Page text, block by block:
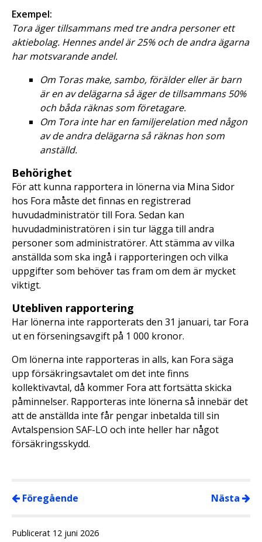
Exempel:
Tora äger tillsammans med tre andra personer ett
aktiebolag. Hennes andel är 25% och de andra ägarna
har motsvarande andel.
Om Toras make, sambo, förälder eller är barn
är en av delägarna så äger de tillsammans 50%
och båda räknas som företagare.
Om Tora inte har en familjerelation med någon
av de andra delägarna så räknas hon som
anställd.
Behörighet
För att kunna rapportera in lönerna via Mina Sidor
hos Fora måste det finnas en registrerad
huvudadministratör till Fora. Sedan kan
huvudadministratören i sin tur lägga till andra
personer som administratörer. Att stämma av vilka
anställda som ska ingå i rapporteringen och vilka
uppgifter som behöver tas fram om dem är mycket
viktigt.
Utebliven rapportering
Har lönerna inte rapporterats den 31 januari, tar Fora
ut en förseningsavgift på 1 000 kronor.
Om lönerna inte rapporteras in alls, kan Fora säga
upp försäkringsavtalet om det inte finns
kollektivavtal, då kommer Fora att fortsätta skicka
påminnelser. Rapporteras inte lönerna så innebär det
att de anställda inte får pengar inbetalda till sin
Avtalspension SAF-LO och inte heller har något
försäkringsskydd.
Föregående Nästa
Publicerat 12 juni 2026